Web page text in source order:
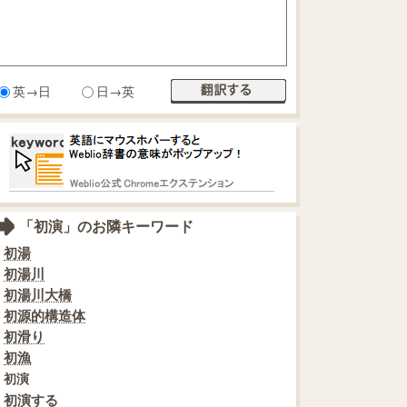
英→日 日→英
「初演」のお隣キーワード
初湯
初湯川
初湯川大橋
初源的構造体
初滑り
初漁
初演
初演する